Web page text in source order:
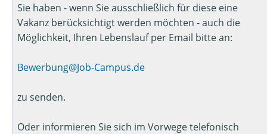
Sie haben - wenn Sie ausschließlich für diese eine
Vakanz berücksichtigt werden möchten - auch die
Möglichkeit, Ihren Lebenslauf per Email bitte an:
Bewerbung@Job-Campus.de
zu senden.
Oder informieren Sie sich im Vorwege telefonisch